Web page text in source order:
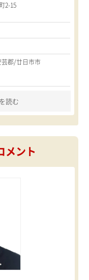
2-15
芸郡/廿日市市
読む
メント